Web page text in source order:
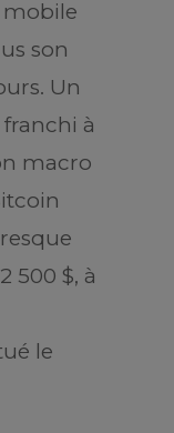
mobile
son
Un
franchi à
macro
500 $, à
le